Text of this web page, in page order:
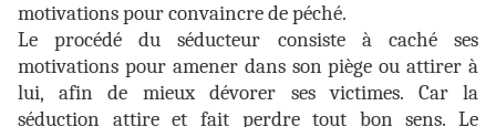
motivations pour convaincre de péché.
Le procédé du séducteur consiste à caché ses
motivations pour amener dans son piège ou attirer à
lui, afin de mieux dévorer ses victimes. Car la
séduction attire et fait perdre tout bon sens. Le